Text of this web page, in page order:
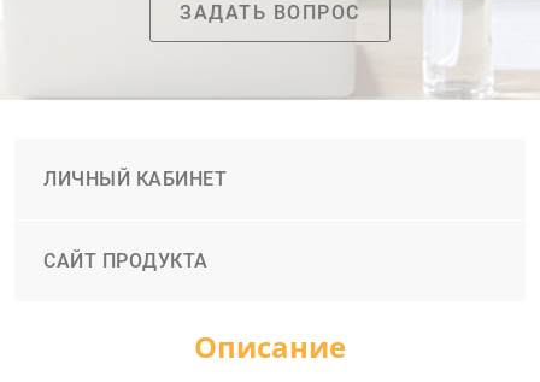
ЗАДАТЬ ВОПРОС
ЛИЧНЫЙ КАБИНЕТ
САЙТ ПРОДУКТА
Описание